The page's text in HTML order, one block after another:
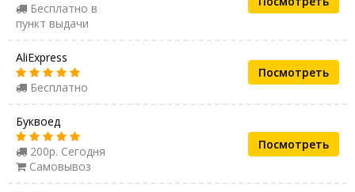
Бесплатно в
пункт выдачи
AliExpress
Бесплатно
Посмотреть
Буквоед
200р. Сегодня
Самовывоз
Посмотреть